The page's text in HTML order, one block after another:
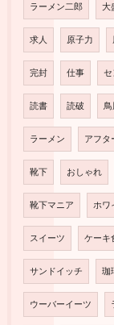
ラーメン二郎 大
求人 原子力
完封 仕事 セ
読書 読破 鳥
ラーメン アフタ
靴下 おしゃれ
靴下マニア ホワ
スイーツ ケーキ
サンドイッチ 珈
ウーバーイーツ